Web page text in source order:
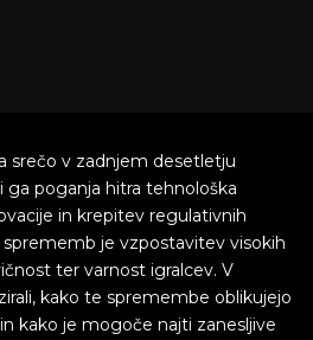
srečo v zadnjem desetletju
ga poganja hitra tehnološka
in krepitev regulativnih
je vzpostavitev visokih
ter varnost igralcev. V
kako te spremembe oblikujejo
kako je mogoče najti zanesljive